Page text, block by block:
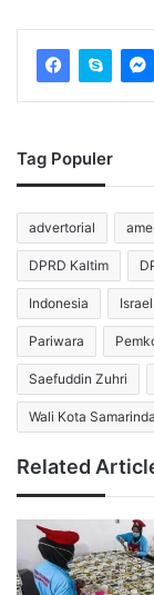
29 Mei 2026,
suspend dari
Meski demikian,
5.659 SPPG
ketentuan yang
Jawa
Jumlah
Data BGN
dengan jumlah
beroperasi,
suspend.
Saat ini, 1.666
penghentian
Tag Populer
advertorial
DPRD Kaltim
Indonesia Israel
Pariwara
Saefuddin Zuhri
Wali Kota Samarinda
Related